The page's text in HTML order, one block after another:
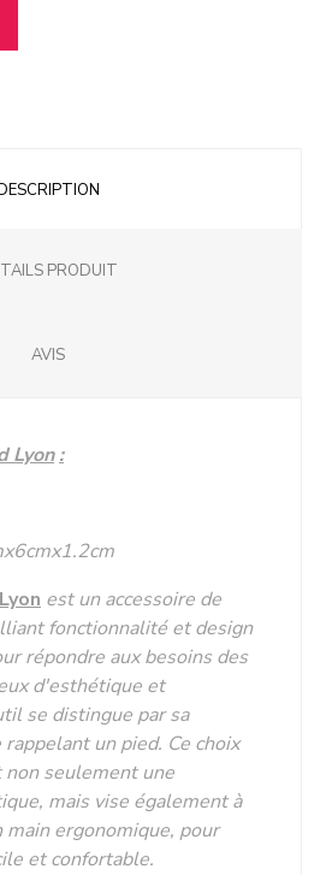
PRODUIT
AVIS
Lyon :
Lyon est un accessoire de
fonctionnalité et design
répondre aux besoins des
d'esthétique et
se distingue par sa
un pied. Ce choix
non seulement une
mais vise également à
ergonomique, pour
et confortable.